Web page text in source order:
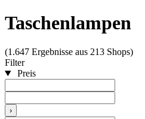
Taschenlampen
(1.647 Ergebnisse aus 213 Shops)
Filter
Preis
›